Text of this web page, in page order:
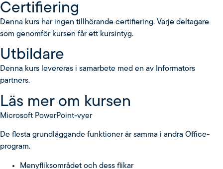
Certifiering
Denna kurs har ingen tillhörande certifiering. Varje deltagare
som genomför kursen får ett kursintyg.
Utbildare
Denna kurs levereras i samarbete med en av Informators
partners.
Läs mer om kursen
Microsoft PowerPoint-vyer
De flesta grundläggande funktioner är samma i andra Office-
program.
Menyfliksområdet och dess flikar